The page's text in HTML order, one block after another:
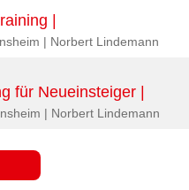
|
| Norbert Lindemann
für Neueinsteiger |
| Norbert Lindemann